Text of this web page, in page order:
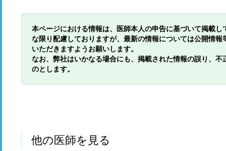
本ページにおける情報は、医師本人の申告に基づいて掲載
な限り配慮しておりますが、最新の情報については公開情
いただきますようお願いします。
なお、弊社はいかなる場合にも、掲載された情報の誤り、
のとします。
他の医師を見る